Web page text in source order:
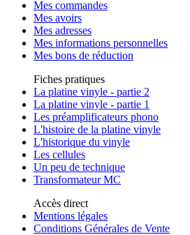
Mes commandes
Mes avoirs
Mes adresses
Mes informations personnelles
Mes bons de réduction
Fiches pratiques
La platine vinyle - partie 2
La platine vinyle - partie 1
Les préamplificateurs phono
L'histoire de la platine vinyle
L'historique du vinyle
Les cellules
Un peu de technique
Transformateur MC
Accès direct
Mentions légales
Conditions Générales de Vente